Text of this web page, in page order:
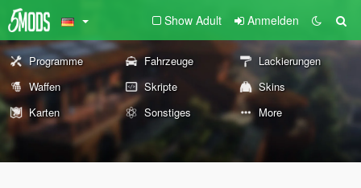
Show Adult Anmelden
Programme Fahrzeuge
Lackierungen
Waffen
Skripte
Skins
Karten
Sonstiges More